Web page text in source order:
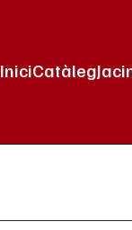
IniciCatàleg